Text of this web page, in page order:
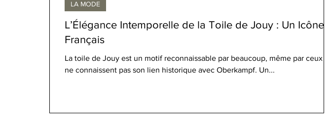
L’Élégance Intemporelle de la Toile de Jouy : Un Icône
Français
La toile de Jouy est un motif reconnaissable par beaucoup, même par ceux qui
ne connaissent pas son lien historique avec Oberkampf. Un...
LA MODE